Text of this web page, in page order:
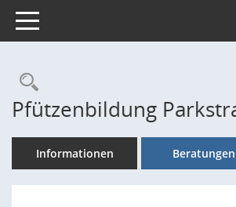
Toggle navigation
Rechercheauswahl
Pfützenbildung
Informationen Beratungen